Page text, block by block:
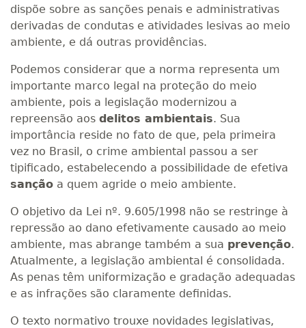
dispõe sobre as sanções penais e administrativas
derivadas de condutas e atividades lesivas ao meio
ambiente, e dá outras providências.
Podemos considerar que a norma representa um
importante marco legal na proteção do meio
ambiente, pois a legislação modernizou a
repreensão aos delitos ambientais. Sua
importância reside no fato de que, pela primeira
vez no Brasil, o crime ambiental passou a ser
tipificado, estabelecendo a possibilidade de efetiva
sanção a quem agride o meio ambiente.
O objetivo da Lei nº. 9.605/1998 não se restringe à
repressão ao dano efetivamente causado ao meio
ambiente, mas abrange também a sua prevenção.
Atualmente, a legislação ambiental é consolidada.
As penas têm uniformização e gradação adequadas
e as infrações são claramente definidas.
O texto normativo trouxe novidades legislativas,